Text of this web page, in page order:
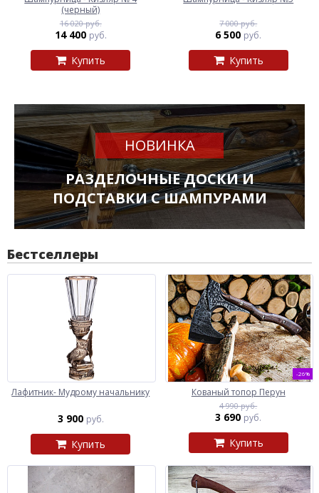
(черный)
16 020 руб.
14 400 руб.
Купить
7 000 руб.
6 500 руб.
Купить
НОВИНКА
РАЗДЕЛОЧНЫЕ ДОСКИ И
ПОДСТАВКИ С ШАМПУРАМИ
Бестселлеры
Лафитник- Мудрому начальнику
3 900 руб.
Купить
-26%
Кованый топор Перун
4 990 руб.
3 690 руб.
Купить